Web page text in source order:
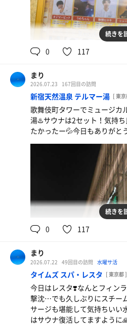
オロポ
美味しいーーー
やっぱり西麻布のオロポ最
続きを
0 117
まり
2026.07.23 167回目の訪問
新宿天然温泉 テルマー湯 [ 東
歌舞伎町タワーでミュージカ
湯♨️サウナは2セット！気持
たかったー💦今日もありがと
続きを
0 117
まり
2026.07.22 49回目の訪問 水曜サ活
タイムズ スパ・レスタ [ 東京都 ]
今日はレスタ❣️なんとフィン
撃沈…でも久しぶりにスチー
サージも堪能して気持ちいい
はサウナ復活してますように